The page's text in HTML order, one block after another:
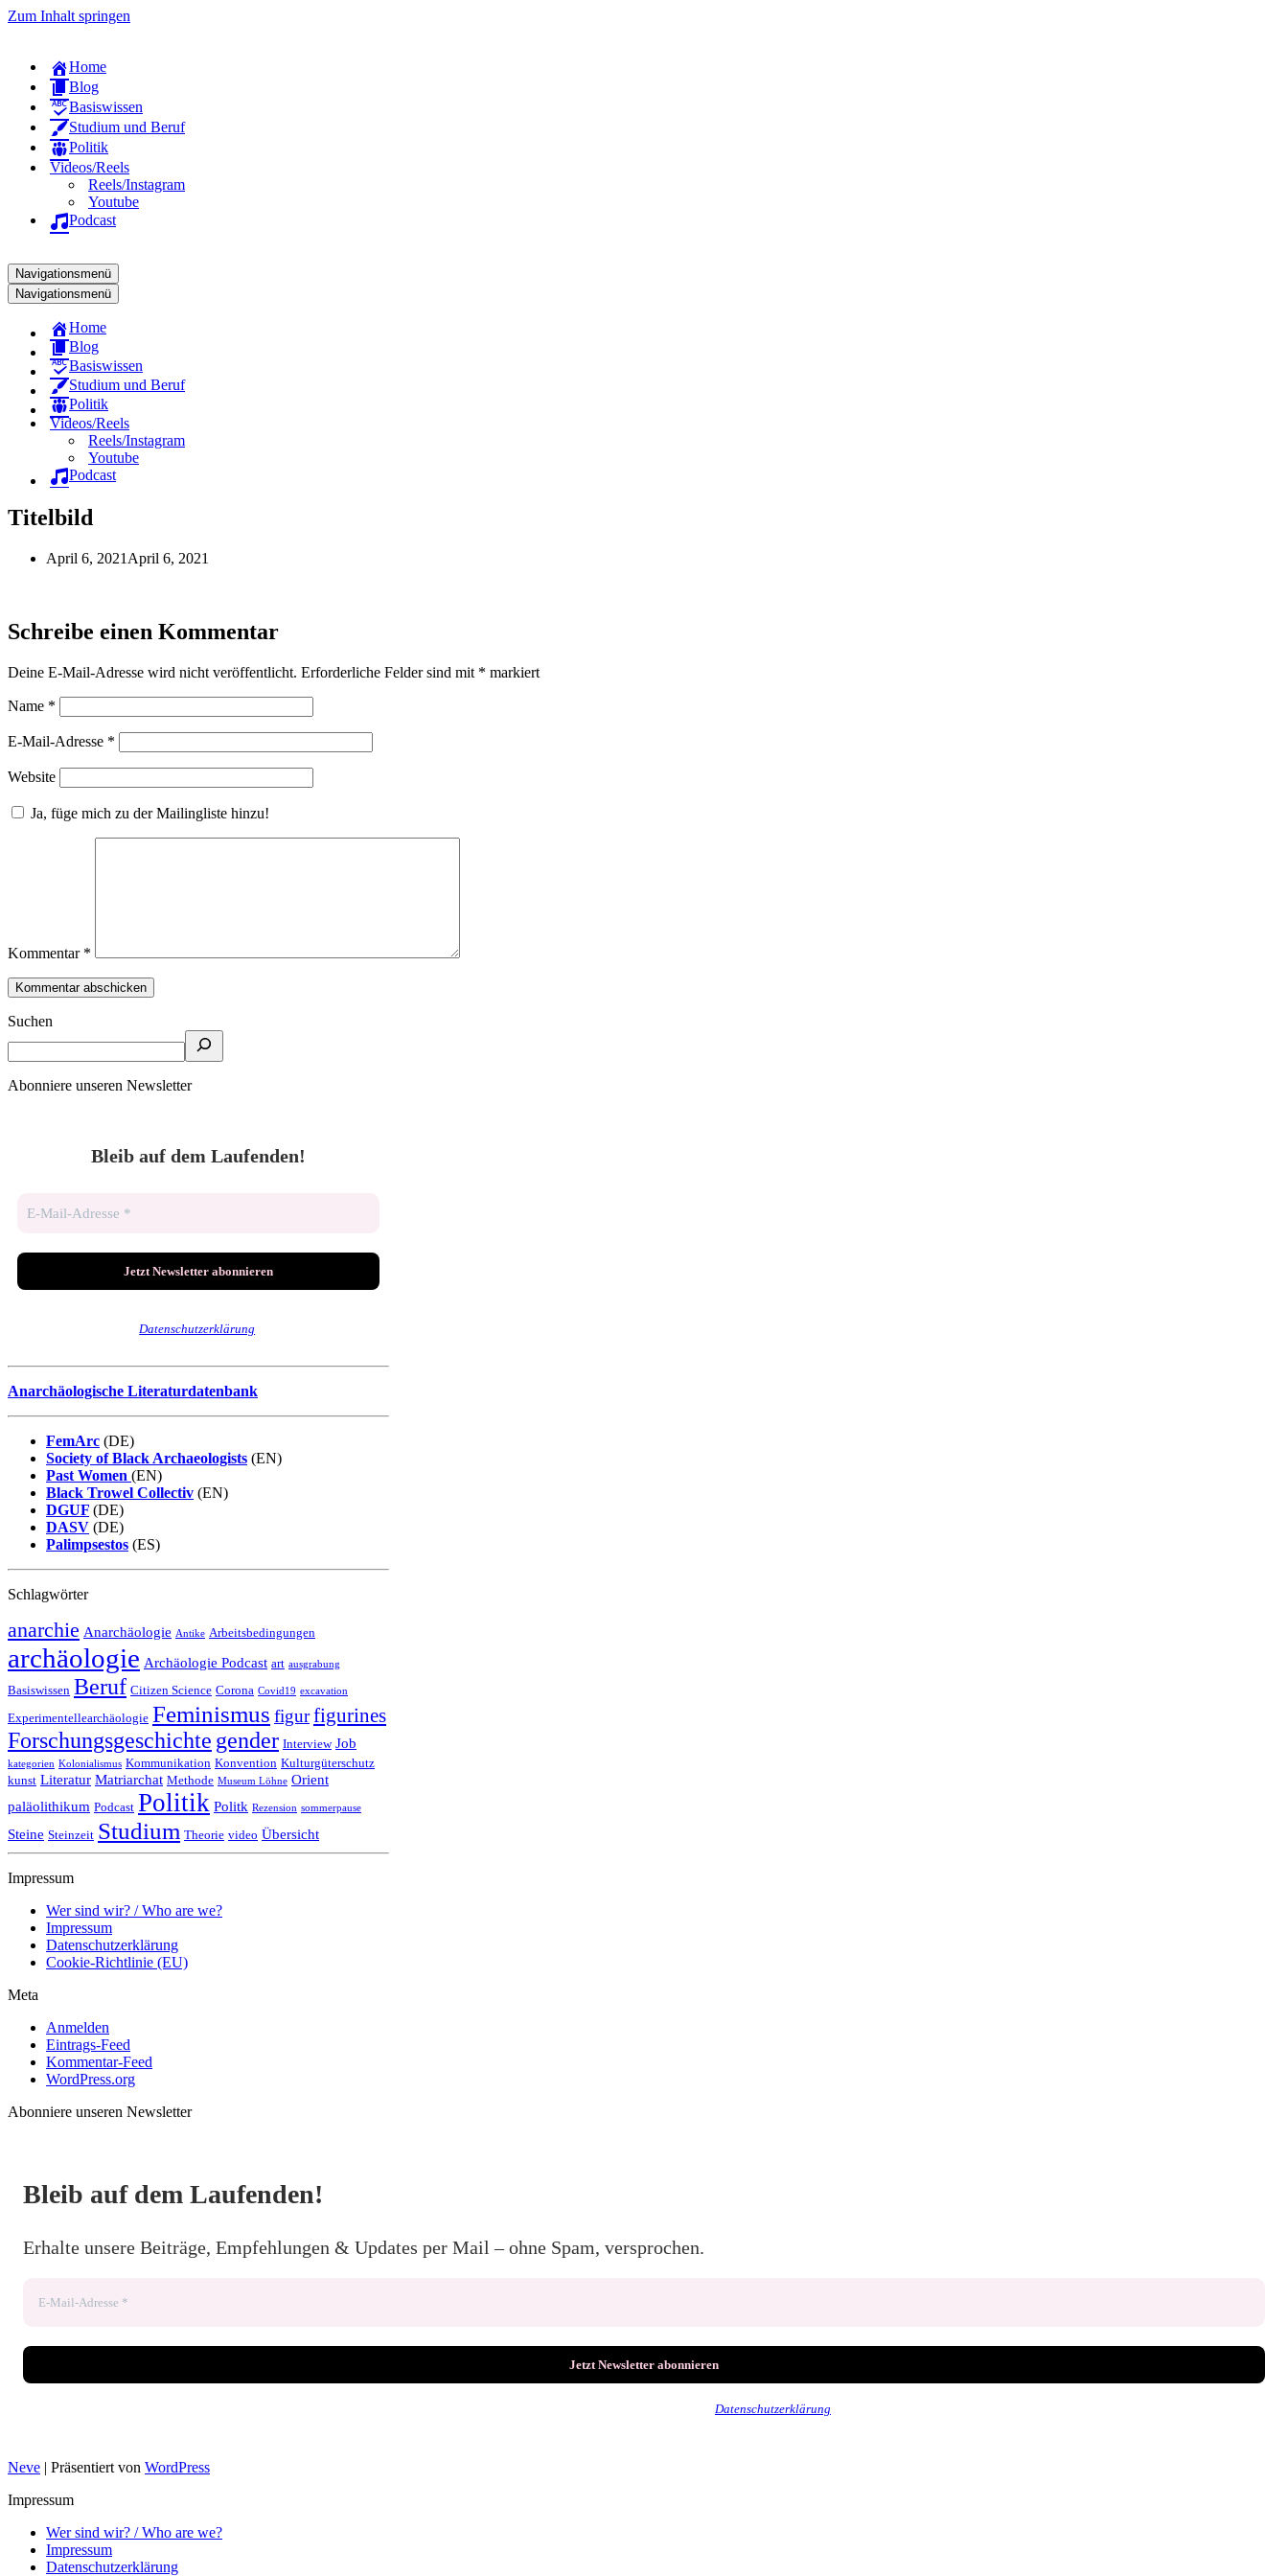
Zum Inhalt springen
Home
Blog
Basiswissen
Studium und Beruf
Politik
Videos/Reels
Reels/Instagram
Youtube
Podcast
Navigationsmenü
Navigationsmenü
Home
Blog
Basiswissen
Studium und Beruf
Politik
Videos/Reels
Reels/Instagram
Youtube
Podcast
Titelbild
April 6, 2021 April 6, 2021
Schreibe einen Kommentar
Deine E-Mail-Adresse wird nicht veröffentlicht. Erforderliche Felder sind mit * markiert
Name *
E-Mail-Adresse *
Website
Ja, füge mich zu der Mailingliste hinzu!
Kommentar *
Suchen
Abonniere unseren Newsletter
Bleib auf dem Laufenden!
Datenschutzerklärung
Anarchäologische Literaturdatenbank
FemArc (DE)
Society of Black Archaeologists (EN)
Past Women (EN)
Black Trowel Collectiv (EN)
DGUF (DE)
DASV (DE)
Palimpsestos (ES)
Schlagwörter
anarchie Anarchäologie Antike Arbeitsbedingungen
archäologie Archäologie Podcast art ausgrabung
Basiswissen Beruf Citizen Science Corona Covid19 excavation
Experimentellearchäologie Feminismus figurfigurines
Forschungsgeschichte gender Interview Job
kategorien Kolonialismus Kommunikation Konvention Kulturgüterschutz
kunst Literatur Matriarchat Methode Museum Löhne Orient
paläolithikum Podcast Politik Politk Rezension sommerpause
Steine Steinzeit Studium Theorie video Übersicht
Impressum
Wer sind wir? / Who are we?
Impressum
Datenschutzerklärung
Cookie-Richtlinie (EU)
Meta
Anmelden
Eintrags-Feed
Kommentar-Feed
WordPress.org
Abonniere unseren Newsletter
Bleib auf dem Laufenden!
Erhalte unsere Beiträge, Empfehlungen & Updates per Mail – ohne Spam, versprochen.
Datenschutzerklärung
Neve | Präsentiert von WordPress
Impressum
Wer sind wir? / Who are we?
Impressum
Datenschutzerklärung